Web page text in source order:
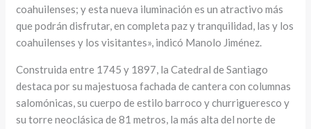
coahuilenses; y esta nueva iluminación es un atractivo más
que podrán disfrutar, en completa paz y tranquilidad, las y los
coahuilenses y los visitantes», indicó Manolo Jiménez.
Construida entre 1745 y 1897, la Catedral de Santiago
destaca por su majestuosa fachada de cantera con columnas
salomónicas, su cuerpo de estilo barroco y churrigueresco y
su torre neoclásica de 81 metros, la más alta del norte de